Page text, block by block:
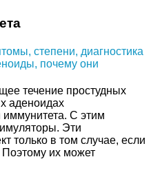
течение простудных
аденоидах
С этим
Эти
только в том случае, если
их может